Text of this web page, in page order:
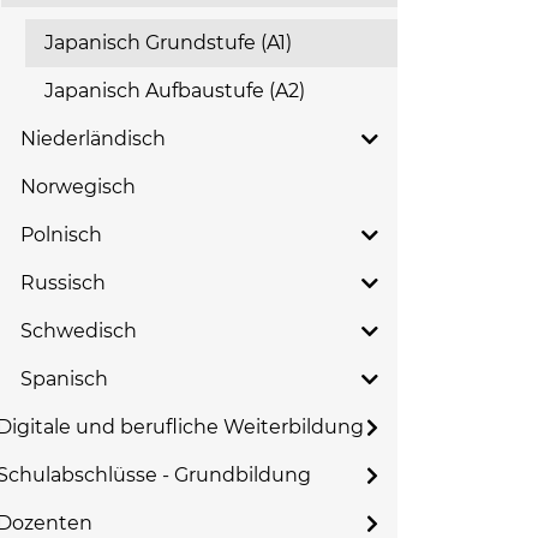
Japanisch Grundstufe (A1)
Japanisch Aufbaustufe (A2)
Niederländisch
Norwegisch
Polnisch
Russisch
Schwedisch
Spanisch
und berufliche Weiterbildung
- Grundbildung